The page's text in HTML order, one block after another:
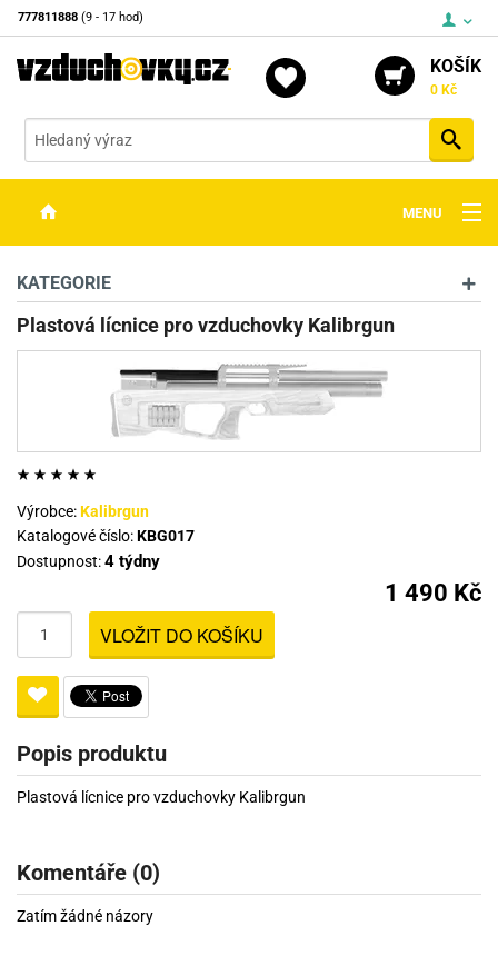
777811888 (9 - 17 hod)
KOŠÍK
0 Kč
MENU
OPTIKA
STŘELIVO
PŘÍSLUŠENSTVÍ
KATEGORIE
Plastová lícnice pro vzduchovky Kalibrgun
Výrobce:Kalibrgun
Katalogové číslo:KBG017
Dostupnost:4 týdny
1 490 Kč
VLOŽIT DO KOŠÍKU
Popis produktu
Plastová lícnice pro vzduchovky Kalibrgun
Komentáře (0)
Zatím žádné názory